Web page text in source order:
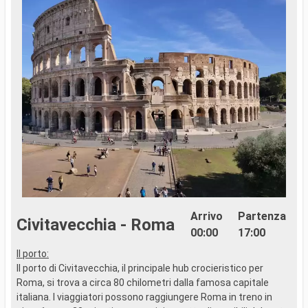
Civitavecchia - Roma
Arrivo
00:00
Partenza
17:00
Il porto:
Il porto di Civitavecchia, il principale hub crocieristico per
Roma, si trova a circa 80 chilometri dalla famosa capitale
italiana. I viaggiatori possono raggiungere Roma in treno in